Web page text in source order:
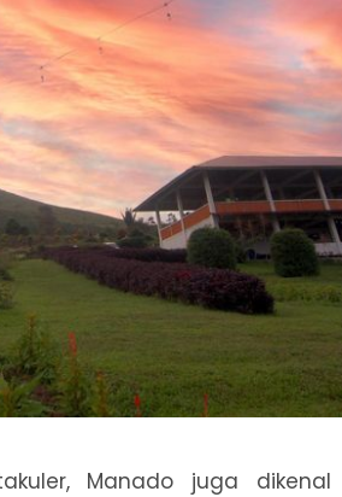
Manado juga dikenal